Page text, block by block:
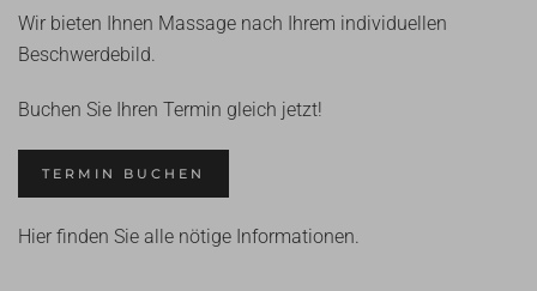
Wir bieten Ihnen Massage nach Ihrem individuellen
Beschwerdebild.
Buchen Sie Ihren Termin gleich jetzt!
TERMIN BUCHEN
Hier finden Sie alle nötige Informationen.